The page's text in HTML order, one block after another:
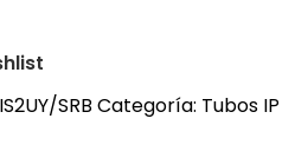
SRB Categoría: Tubos IP